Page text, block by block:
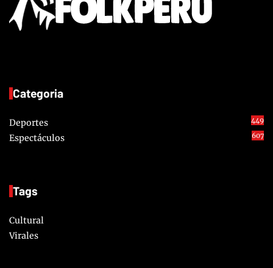
Categoria
Deportes 449
Espectáculos 607
Tags
Cultural
Virales